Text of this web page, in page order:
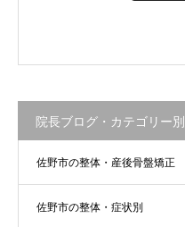
院長ブログ・カテゴリー別
佐野市の整体・産後骨盤矯正
佐野市の整体・症状別